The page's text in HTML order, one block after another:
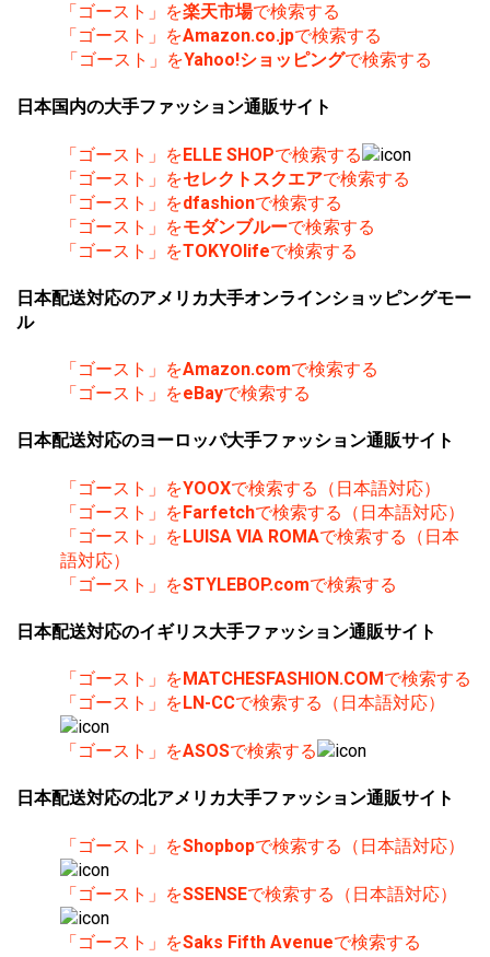
「ゴースト」を楽天市場で検索する
「ゴースト」をAmazon.co.jpで検索する
「ゴースト」をYahoo!ショッピングで検索する
日本国内の大手ファッション通販サイト
「ゴースト」をELLE SHOPで検索する
「ゴースト」をセレクトスクエアで検索する
「ゴースト」をdfashionで検索する
「ゴースト」をモダンブルーで検索する
「ゴースト」をTOKYOlifeで検索する
日本配送対応のアメリカ大手オンラインショッピングモー
ル
「ゴースト」をAmazon.comで検索する
「ゴースト」をeBayで検索する
日本配送対応のヨーロッパ大手ファッション通販サイト
「ゴースト」をYOOXで検索する（日本語対応）
「ゴースト」をFarfetchで検索する（日本語対応）
「ゴースト」をLUISA VIA ROMAで検索する（日本
語対応）
「ゴースト」をSTYLEBOP.comで検索する
日本配送対応のイギリス大手ファッション通販サイト
「ゴースト」を MATCHESFASHION.COM で検索する
「ゴースト」を LN-CCで検索する（日本語対応）
「ゴースト」をASOSで検索する
日本配送対応の北アメリカ大手ファッション通販サイト
「ゴースト」をShopbopで検索する（日本語対応）
「ゴースト」をSSENSEで検索する（日本語対応）
「ゴースト」をSaks Fifth Avenueで検索する